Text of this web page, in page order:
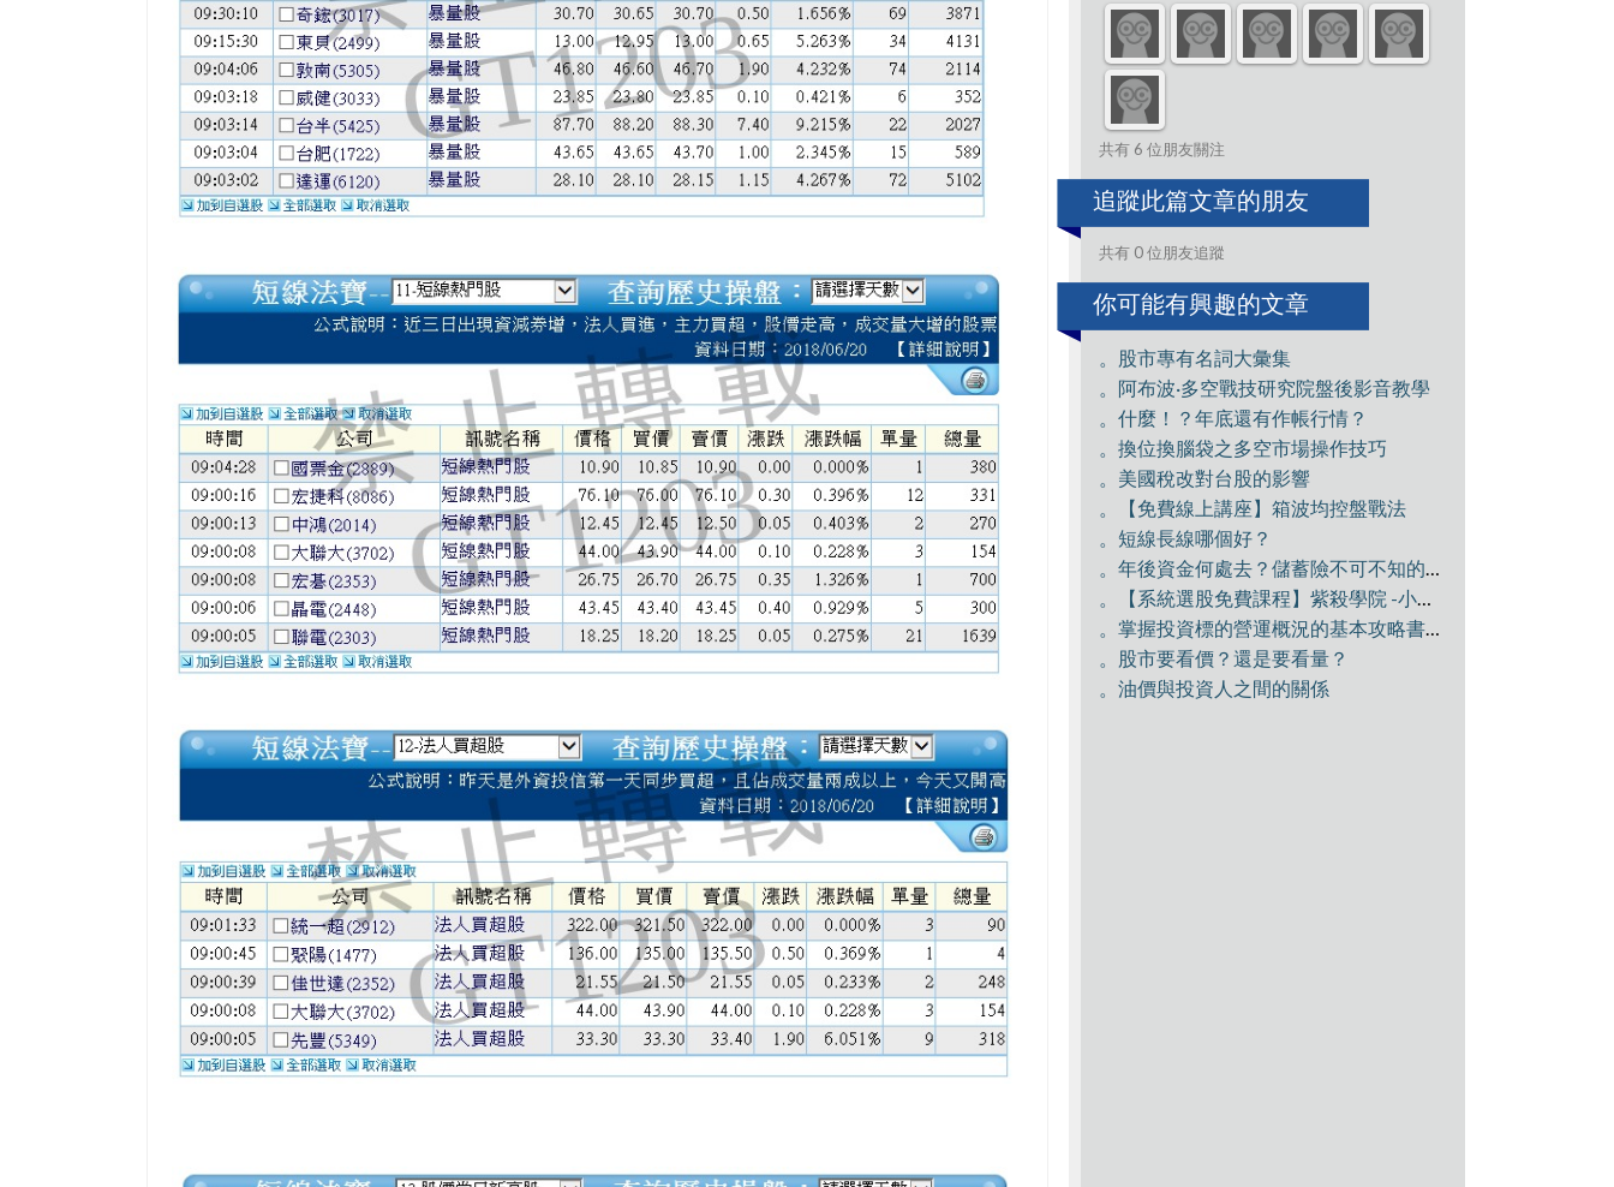
共有 6 位朋友關注
追蹤此篇文章的朋友
共有 0 位朋友追蹤
你可能有興趣的文章
。股市專有名詞大彙集
。阿布波·多空戰技研究院盤後影音教學
。什麼！？年底還有作帳行情？
。換位換腦袋之多空市場操作技巧
。美國稅改對台股的影響
。【免費線上講座】箱波均控盤戰法
。短線長線哪個好？
。年後資金何處去？儲蓄險不可不知的觀念！
。【系統選股免費課程】紫殺學院 -小資水龍賺波段之全員獵殺GIS
。掌握投資標的營運概況的基本攻略書：公開說明書
。股市要看價？還是要看量？
。油價與投資人之間的關係